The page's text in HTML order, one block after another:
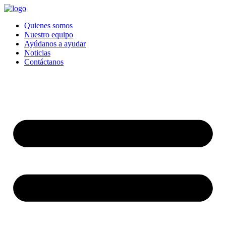
Quienes somos
Nuestro equipo
Ayúdanos a ayudar
Noticias
Contáctanos